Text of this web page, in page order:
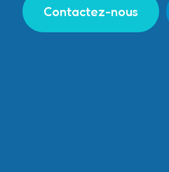
Contactez-nous